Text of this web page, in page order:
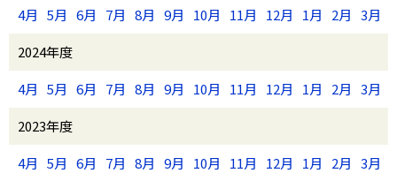
4月 5月 6月 7月 8月 9月 10月 11月 12月 1月 2月 3月
2024年度
4月 5月 6月 7月 8月 9月 10月 11月 12月 1月 2月 3月
2023年度
4月 5月 6月 7月 8月 9月 10月 11月 12月 1月 2月 3月